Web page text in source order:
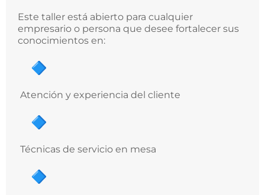
Este taller está abierto para cualquier
empresario o persona que desee fortalecer sus
conocimientos en:
Atención y experiencia del cliente
Técnicas de servicio en mesa